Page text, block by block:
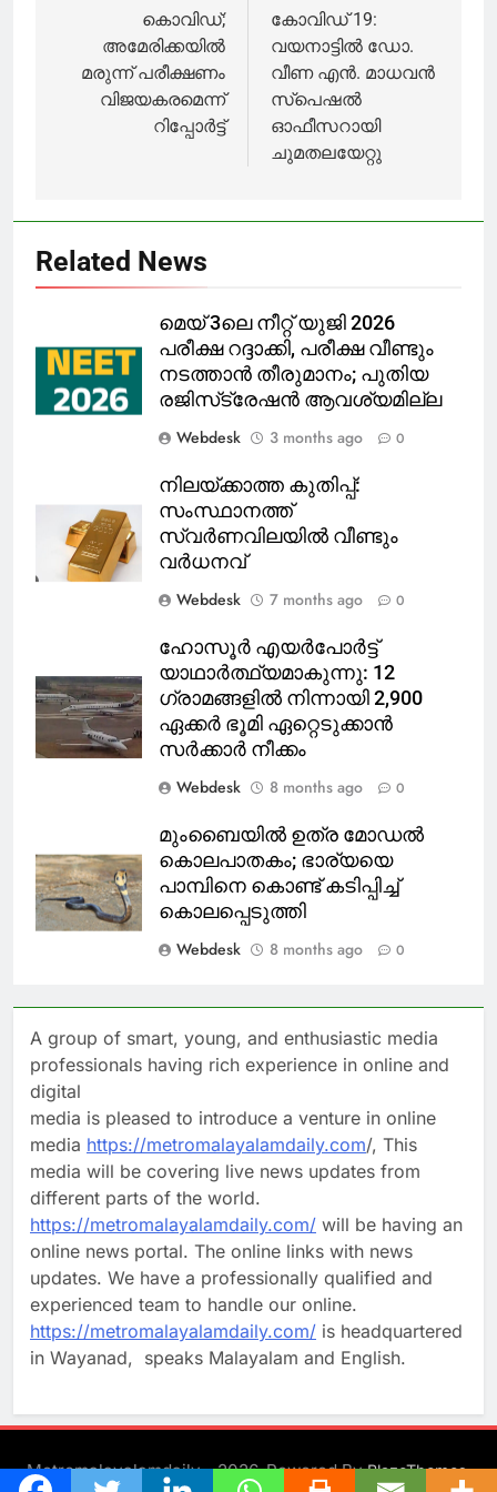
നോയിഡയിൽ
മറച്ചുവെച്ചു
navigationകൊവിഡ്;
അമേരിക്കയിൽ
മരുന്ന് പരീക്ഷണം
വിജയകരമെന്ന്
റിപ്പോർട്ട്
കോവിഡ് 19:
വയനാട്ടിൽ ഡോ.
വീണ എന്‍. മാധവൻ
സ്‌പെഷല്‍
ഓഫീസറായി
ചുമതലയേറ്റു
Related News
മെയ് 3ലെ നീറ്റ് യുജി 2026
പരീക്ഷ റദ്ദാക്കി, പരീക്ഷ വീണ്ടും
നടത്താൻ തീരുമാനം; പുതിയ
രജിസ്‌ട്രേഷൻ ആവശ്യമില്ല
Webdesk
3 months ago 0
നിലയ്ക്കാത്ത കുതിപ്പ്:
സംസ്ഥാനത്ത്
സ്വർണവിലയിൽ വീണ്ടും
വർധനവ്
Webdesk
7 months ago 0
ഹോസൂർ എയർപോർട്ട്
യാഥാർത്ഥ്യമാകുന്നു: 12
ഗ്രാമങ്ങളിൽ നിന്നായി 2,900
ഏക്കർ ഭൂമി ഏറ്റെടുക്കാൻ
സർക്കാർ നീക്കം
Webdesk
8 months ago 0
മുംബൈയിൽ ഉത്ര മോഡൽ
കൊലപാതകം; ഭാര്യയെ
പാമ്പിനെ കൊണ്ട് കടിപ്പിച്ച്
കൊലപ്പെടുത്തി
Webdesk
8 months ago 0
A group of smart, young, and enthusiastic media
professionals having rich experience in online and
digital
media is pleased to introduce a venture in online
media https://metromalayalamdaily.com/, This
media will be covering live news updates from
different parts of the world.
https://metromalayalamdaily.com/ will be having an
online news portal. The online links with news
updates. We have a professionally qualified and
experienced team to handle our online.
https://metromalayalamdaily.com/ is headquartered
in Wayanad, speaks Malayalam and English.
Metromalayalamdaily - 2026. Powered ByBlazeThemes.